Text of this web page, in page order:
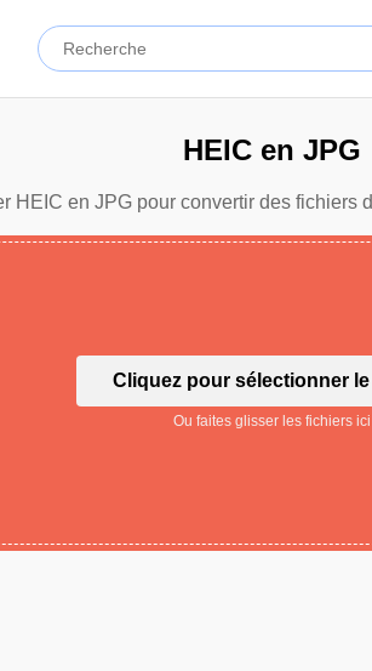
HEIC en JPG
HEIC en JPG pour convertir des fichiers
Cliquez pour sélectionner
Ou faites glisser les fichiers ici